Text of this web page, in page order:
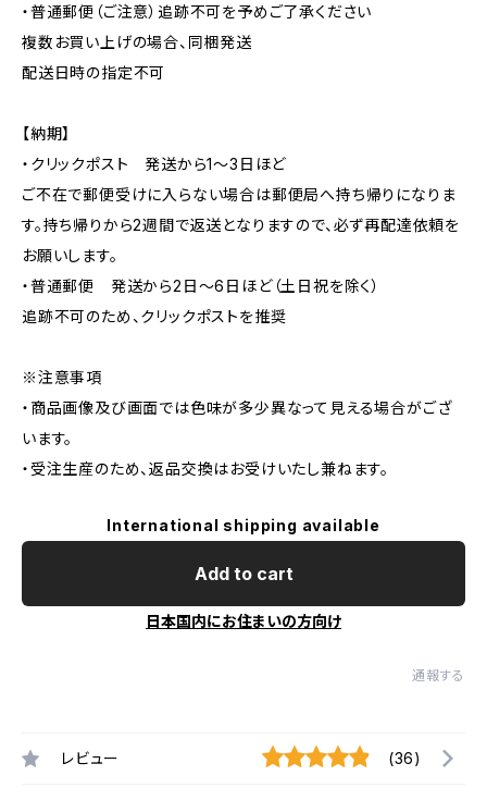
・普通郵便（ご注意）追跡不可を予めご了承ください
複数お買い上げの場合、同梱発送
配送日時の指定不可
【納期】
・クリックポスト 発送から1〜3日ほど
ご不在で郵便受けに入らない場合は郵便局へ持ち帰りになりま
す。持ち帰りから2週間で返送となりますので、必ず再配達依頼を
お願いします。
・普通郵便 発送から2日〜6日ほど（土日祝を除く）
追跡不可のため、クリックポストを推奨
※注意事項
・商品画像及び画面では色味が多少異なって見える場合がござ
います。
・受注生産のため、返品交換はお受けいたし兼ねます。
International shipping available
Add to cart
日本国内にお住まいの方向け
通報する
レビュー (36)